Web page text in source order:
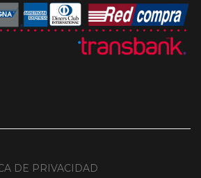
DE PRIVACIDAD